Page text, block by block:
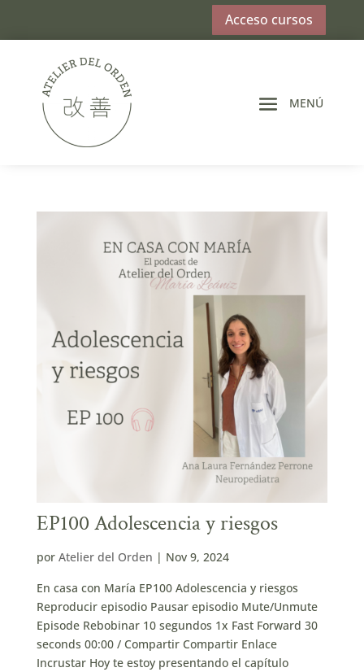
Acceso cursos
EP100 Adolescencia y riesgos
por Atelier del Orden | Nov 9, 2024
En casa con María EP100 Adolescencia y riesgos
Reproducir episodio Pausar episodio Mute/Unmute
Episode Rebobinar 10 segundos 1x Fast Forward 30
seconds 00:00 / Compartir Compartir Enlace
Incrustar Hoy te estoy presentando el capítulo